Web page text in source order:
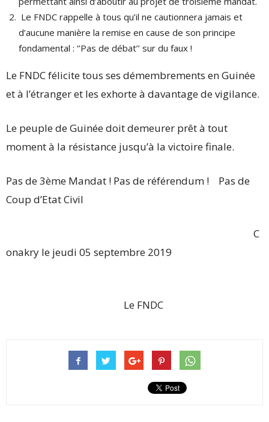
Le FNDC rappelle à tous qu’il ne cautionnera jamais et
d’aucune manière la remise en cause de son principe
fondamental : ‘’Pas de débat’’ sur du faux !
Le FNDC félicite tous ses démembrements en Guinée
et à l’étranger et les exhorte à davantage de vigilance.
Le peuple de Guinée doit demeurer prêt à tout
moment à la résistance jusqu’à la victoire finale.
Pas de 3ème Mandat ! Pas de référendum ! Pas de
Coup d’Etat Civil
C
onakry le jeudi 05 septembre 2019
Le FNDC